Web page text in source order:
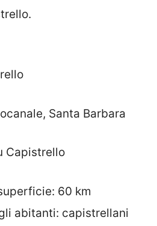
Santa Barbara
Capistrello
60 km
abitanti: capistrellani